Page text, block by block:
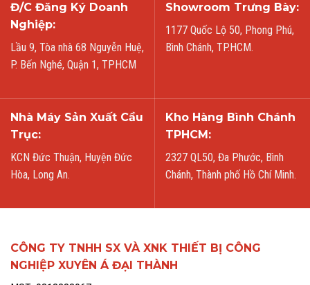
Đ/C Đăng Ký Doanh
Nghiệp:
Lầu 9, Tòa nhà 68 Nguyễn Huệ,
P. Bến Nghé, Quận 1, TPHCM
Showroom Trưng Bày:
1177 Quốc Lộ 50, Phong Phú,
Bình Chánh, TP.HCM.
Nhà Máy Sản Xuất Cầu
Trục:
KCN Đức Thuận, Huyện Đức
Hòa, Long An.
Kho Hàng Bình Chánh
TPHCM:
2327 QL50, Đa Phước, Bình
Chánh, Thành phố Hồ Chí Minh.
CÔNG TY TNHH SX VÀ XNK THIẾT BỊ CÔNG
NGHIỆP XUYÊN Á ĐẠI THÀNH